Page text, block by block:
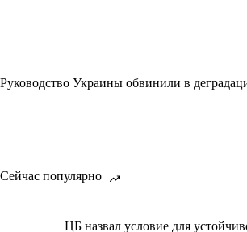
Руководство Украины обвинили в
Сейчас популярно
ЦБ назвал условие для